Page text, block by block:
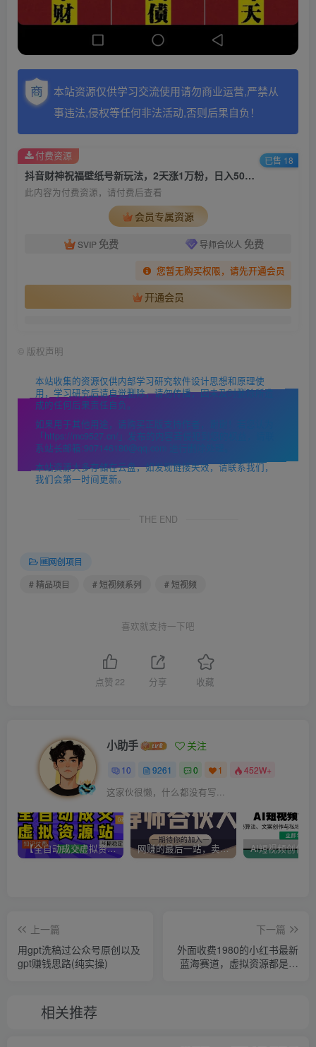
本站资源仅供学习交流使用请勿商业运营,严禁从
事违法,侵权等任何非法活动,否则后果自负！
抖音财神祝福壁纸号新玩法，2天涨1万粉，日入500+不用抖音实名可多号矩阵
此内容为付费资源，请付费后查看
会员专属资源
SVIP 免费 导师合伙人 免费
您暂无购买权限，请先开通会员
开通会员
付费资源 已售 18
© 版权声明
本站收集的资源仅供内部学习研究软件设计思想和原理使
用，学习研究后请自觉删除，请勿传播，因未及时删除所造
成的任何后果责任自负。
如果用于其他用途，请购买正版支持作者，谢谢！若您认为
「https://mc9527.cn/」发布的内容若侵犯到您的权益，请联
系站长邮箱:907146180@qq.com 进行删除处理。
本站资源大多存储在云盘，如发现链接失效，请联系我们，
我们会第一时间更新。
THE END
🆓网创项目
# 精品项目
# 短视频系列 # 短视频
喜欢就支持一下吧
点赞 22 分享 收藏
小助手 关注
10 9261 0 1 452W+
这家伙很懒，什么都没有写...
【全自动成交虚拟资源站】站长唯一陪跑项目！月入10W+~长期稳定~ 网赚的最后一站，卖项目！做网赚顶级猎食者~
上一篇
用gpt洗稿过公众号原创以及
gpt赚钱思路(纯实操)
下一篇
外面收费1980的小红书最新
蓝海赛道，虚拟资源都是纯
相关推荐